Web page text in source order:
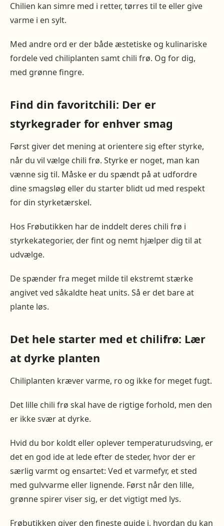
Chilien kan simre med i retter, tørres til te eller give
varme i en sylt.
Med andre ord er der både æstetiske og kulinariske
fordele ved chiliplanten samt chili frø. Og for dig,
med grønne fingre.
Find din favoritchili: Der er
styrkegrader for enhver smag
Først giver det mening at orientere sig efter styrke,
når du vil vælge chili frø. Styrke er noget, man kan
vænne sig til. Måske er du spændt på at udfordre
dine smagsløg eller du starter blidt ud med respekt
for din styrketærskel.
Hos Frøbutikken har de inddelt deres chili frø i
styrkekategorier, der fint og nemt hjælper dig til at
udvælge.
De spænder fra meget milde til ekstremt stærke
angivet ved såkaldte heat units. Så er det bare at
plante løs.
Det hele starter med et chilifrø: Lær
at dyrke planten
Chiliplanten kræver varme, ro og ikke for meget fugt.
Det lille chili frø skal have de rigtige forhold, men den
er ikke svær at dyrke.
Hvid du bor koldt eller oplever temperaturudsving, er
det en god ide at lede efter de steder, hvor der er
særlig varmt og ensartet: Ved et varmefyr, et sted
med gulvvarme eller lignende. Først når den lille,
grønne spirer viser sig, er det vigtigt med lys.
Frøbutikken giver den fineste guide i, hvordan du kan